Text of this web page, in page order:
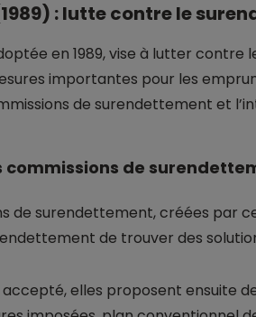
: lutte contre le
en 1989, vise à lutter
importantes pour les
de surendettement et
commissions de
de surendettement, créées par
de trouver des
accepté, elles proposent ensuite